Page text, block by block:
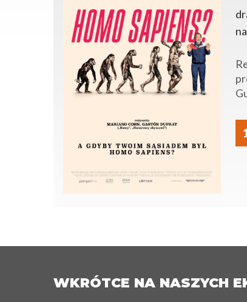
WKRÓTCE NA NASZYCH